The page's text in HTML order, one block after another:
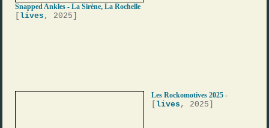
Snapped Ankles - La Sirène, La Rochelle
lives , 2025]
Les Rockomotives 2025 -
lives , 2025]